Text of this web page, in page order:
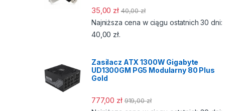
35,00 zł 40,00zł
Najniższa cena w ciągu ostatnich 30 dni:
40,00 zł.
Zasilacz ATX 1300W Gigabyte
UD1300GM PG5 Modularny 80 Plus
Gold
777,00 zł 919,00zł